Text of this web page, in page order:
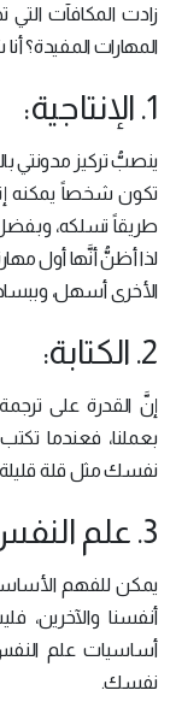
زادت المكافآت
المهارات المفيدة؟
1. الإنتاجية:
ينصبُّ تركيز مدونتي
تكون شخصاً يمكنه
طريقاً تسلكه، وبفضل
لذا أظنُّ أنَّها أول
الأخرى أسهل،
2. الكتابة:
إنَّ القدرة على
بعملنا، فعندما
نفسك مثل قلة
3. علم النفس:
يمكن للفهم
أنفسنا والآخرين،
أساسيات علم
نفسك.